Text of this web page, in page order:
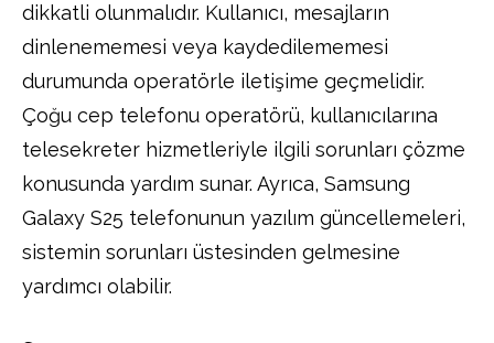
dikkatli olunmalıdır. Kullanıcı, mesajların
dinlenememesi veya kaydedilememesi
durumunda operatörle iletişime geçmelidir.
Çoğu cep telefonu operatörü, kullanıcılarına
telesekreter hizmetleriyle ilgili sorunları çözme
konusunda yardım sunar. Ayrıca, Samsung
Galaxy S25 telefonunun yazılım güncellemeleri,
sistemin sorunları üstesinden gelmesine
yardımcı olabilir.